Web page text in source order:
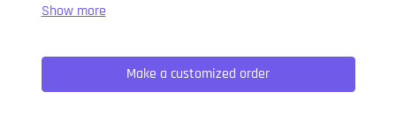
when an unknown printer took a galley of type and
not only five centuries, but also the leap into electronic
typesetting, remaining essentially unchanged. It was
popularised in the 1960s with the release of Letraset sheets
Make a customized order